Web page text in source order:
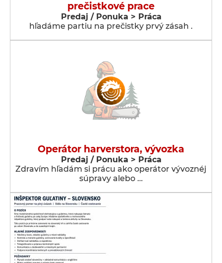
prečistkové prace
Predaj / Ponuka > Práca
hľadáme partiu na prečistky prvý zásah .
Operátor harverstora, vývozka
Predaj / Ponuka > Práca
Zdravím hľadám si prácu ako operátor vývoznéj
súpravy alebo …